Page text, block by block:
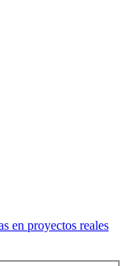
en proyectos reales